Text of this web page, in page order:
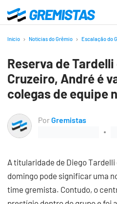
para
principal
Gremistas
Início Notícias do Grêmio Escalação do
Reserva de
Cruzeiro, André é
colegas de equipe
PorGremistas
A titularidade de Diego
domingo pode significar uma
time gremista. Contudo, o